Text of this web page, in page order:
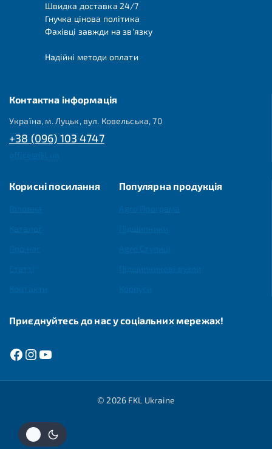
Швидка доставка 24/7
Гнучка цінова політика
Фахівці завжди на зв'язку
Надійні методи оплати
Контактна інформація
Україна, м. Луцьк, вул. Ковельська, 70
+38 (096) 103 4747
Корисні посилання Популярна продукція
Приєднуйтесь до нас у соціальних мережах!
© 2026 FKL Ukraine